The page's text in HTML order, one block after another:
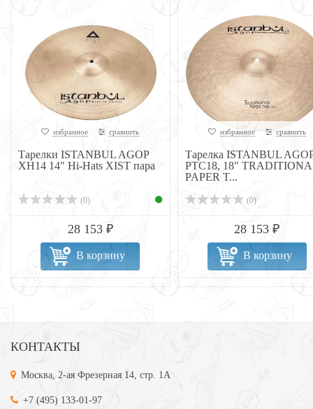
избранное сравнить
Тарелки ISTANBUL AGOP
XH14 14" Hi-Hats XIST пара
(0)
28 153 ₽
В корзину
избранное сравнить
Тарелка ISTANBUL
PTC18, 18"
PAPER T...
(0)
28 153 ₽
В корзину
КОНТАКТЫ
Москва, 2-ая Фрезерная 14, стр. 1А
+7 (495) 133-01-97